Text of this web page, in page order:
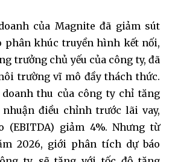
của Magnite đã giảm sút
phân khúc truyền hình kết nối,
trưởng chủ yếu của công ty, đã
trường vĩ mô đầy thách thức.
doanh thu của công ty chỉ tăng
điều chỉnh trước lãi vay,
(EBITDA) giảm 4%. Nhưng từ
2026, giới phân tích dự báo